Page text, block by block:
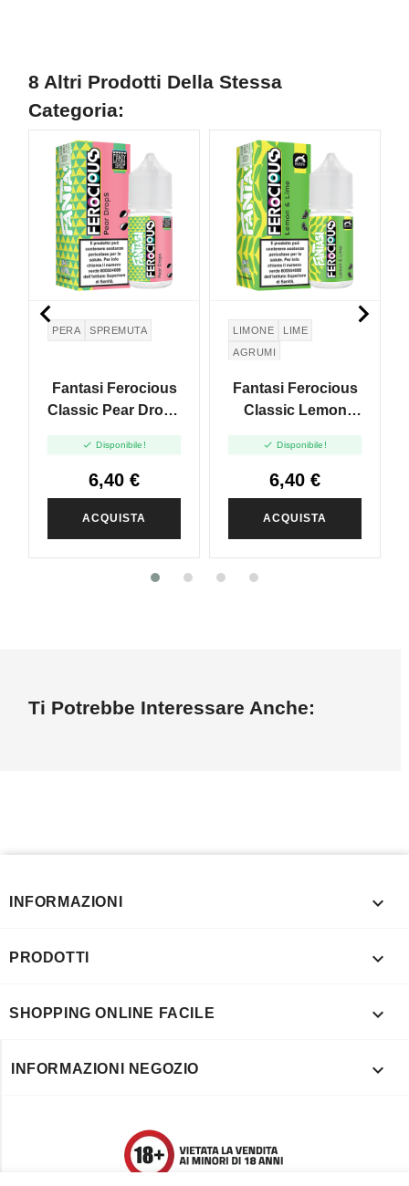
8 Altri Prodotti Della Stessa
Categoria:
PERA SPREMUTA
Fantasi Ferocious
Classic Pear Drops
 Disponibile!
6,40 €
ACQUISTA
LIMONE
LIME
AGRUMI
Fantasi Ferocious
Classic Lemon
10+10
 Disponibile!
6,40 €
ACQUISTA
 
Ti Potrebbe Interessare Anche:
INFORMAZIONI 
PRODOTTI 
SHOPPING ONLINE FACILE 
INFORMAZIONI NEGOZIO 